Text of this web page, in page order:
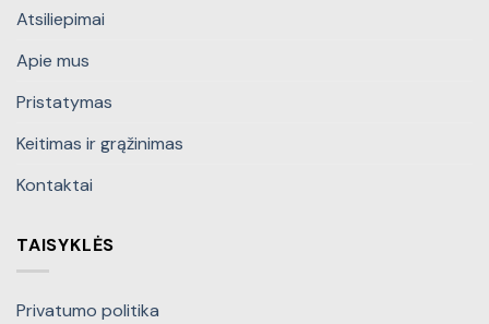
Atsiliepimai
Apie mus
Pristatymas
Keitimas ir grąžinimas
Kontaktai
TAISYKLĖS
Privatumo politika